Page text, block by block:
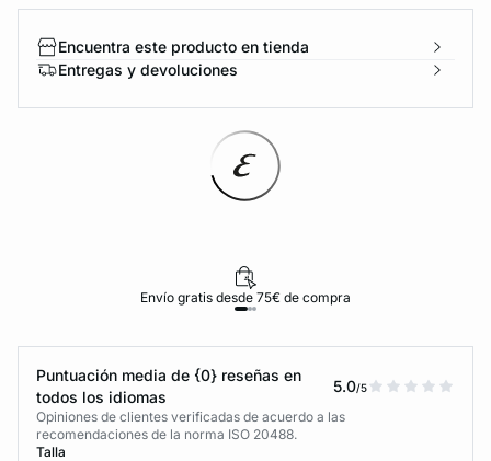
Encuentra este producto en tienda
Entregas y devoluciones
Envío gratis desde 75€ de compra
Puntuación media de {0} reseñas en
todos los idiomas
5.0/5
Opiniones de clientes verificadas de acuerdo a las
recomendaciones de la norma ISO 20488.
Talla